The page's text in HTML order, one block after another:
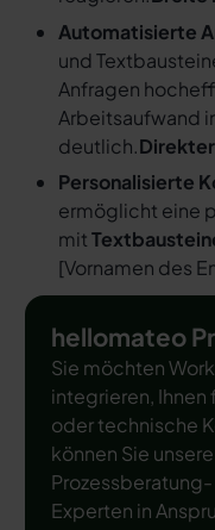
Automatisierte
und
Anfragen
Arbeitsaufwand
deutlich.
Personalisierte
ermöglicht eine
mit
[Vornamen des
hellomateo
Sie möchten
integrieren,
oder technische
können Sie
Experten in